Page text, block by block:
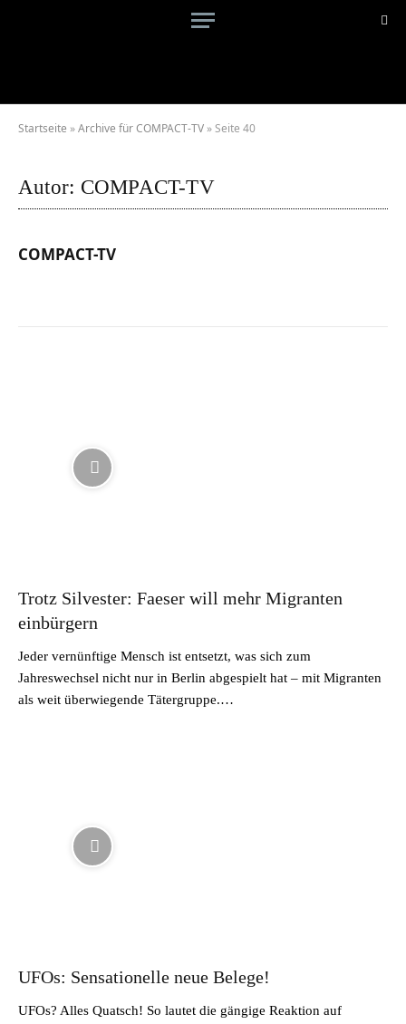
Startseite »Archive für COMPACT-TV »Seite 40
Autor: COMPACT-TV
COMPACT-TV
Trotz Silvester: Faeser will mehr Migranten
einbürgern
Jeder vernünftige Mensch ist entsetzt, was sich zum
Jahreswechsel nicht nur in Berlin abgespielt hat – mit Migranten
als weit überwiegende Tätergruppe.…
UFOs: Sensationelle neue Belege!
UFOs? Alles Quatsch! So lautet die gängige Reaktion auf